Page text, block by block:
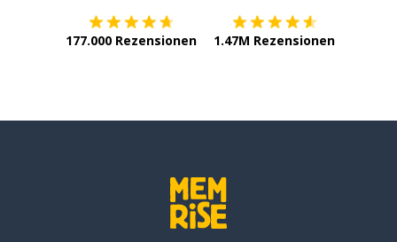
177.000 Rezensionen 1.47M Rezensionen